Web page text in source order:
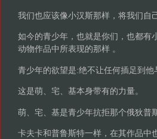
我们也应该像小汉斯那样，将我们自
如今的青少年，也就是你们，也都有
动物作品中所表现的那样 。
青少年的欲望是:绝不让任何插足到他
这是萌、宅、基本身带有的力量。
萌、宅、基是青少年抗拒那个俄狄普
卡夫卡和普鲁斯特一样，在其作品中